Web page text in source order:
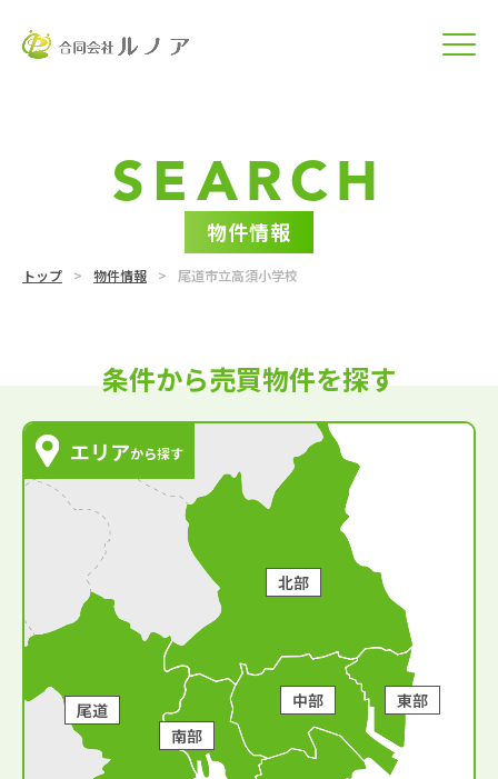
SEARCH
物件情報
トップ 物件情報 尾道市立高須小学校
条件から売買物件を探す
エリアから探す
北部
中部
東部
南部
尾道